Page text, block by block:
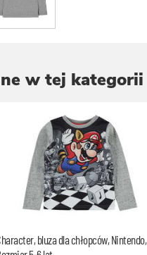
w tej kategorii
bluza dla chłopców, Nintendo,